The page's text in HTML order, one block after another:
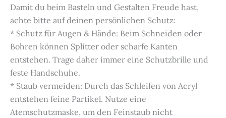
Damit du beim Basteln und Gestalten Freude hast,
achte bitte auf deinen persönlichen Schutz:
* Schutz für Augen & Hände: Beim Schneiden oder
Bohren können Splitter oder scharfe Kanten
entstehen. Trage daher immer eine Schutzbrille und
feste Handschuhe.
* Staub vermeiden: Durch das Schleifen von Acryl
entstehen feine Partikel. Nutze eine
Atemschutzmaske, um den Feinstaub nicht